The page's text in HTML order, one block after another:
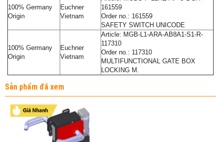
100% Germany
Origin
Euchner
Vietnam
161559
Order no.: 161559
SAFETY SWITCH UNICODE
100% Germany
Origin
Euchner
Vietnam
Article: MGB-L1-ARA-AB8A1-S1-R-
117310
Order no.: 117310
MULTIFUNCTIONAL GATE BOX
LOCKING M.
Sản phẩm đã xem